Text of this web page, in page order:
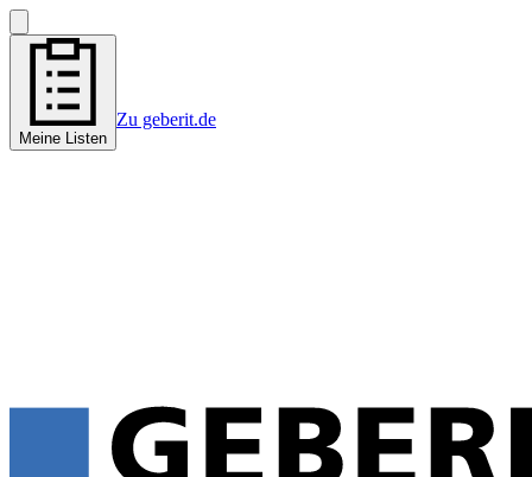
Meine Listen
Zu geberit.de